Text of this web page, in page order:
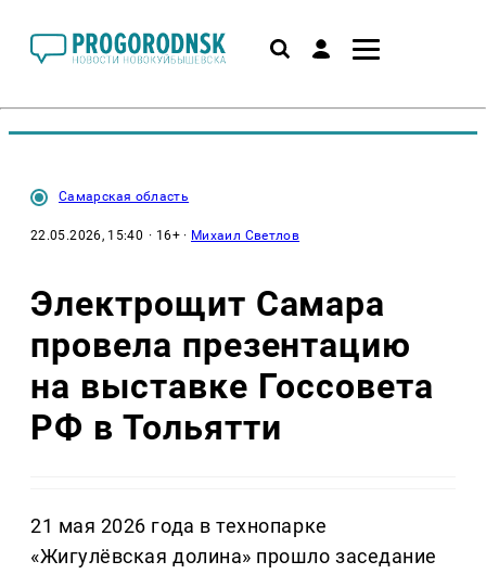
Самарская область
22.05.2026, 15:40 · 16+ · Михаил Светлов
Электрощит Самара
провела презентацию
на выставке Госсовета
РФ в Тольятти
21 мая 2026 года в технопарке
«Жигулёвская долина» прошло заседание